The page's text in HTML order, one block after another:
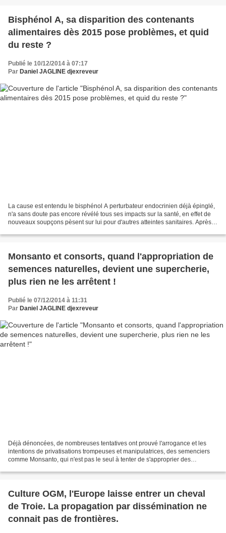
Bisphénol A, sa disparition des contenants
alimentaires dès 2015 pose problèmes, et quid
du reste ?
Publié le 10/12/2014 à 07:17
Par Daniel JAGLINE djexreveur
La cause est entendu le bisphénol A perturbateur endocrinien déjà épinglé,
n'a sans doute pas encore révélé tous ses impacts sur la santé, en effet de
nouveaux soupçons pèsent sur lui pour d'autres atteintes sanitaires. Après
Monsanto et consorts, quand l'appropriation de
semences naturelles, devient une supercherie,
plus rien ne les arrêtent !
Publié le 07/12/2014 à 11:31
Par Daniel JAGLINE djexreveur
Déjà dénoncées, de nombreuses tentatives ont prouvé l'arrogance et les
intentions de privatisations trompeuses et manipulatrices, des semenciers
comme Monsanto, qui n'est pas le seul à tenter de s'approprier des
Culture OGM, l'Europe laisse entrer un cheval
de Troie. La propagation par dissémination ne
connait pas de frontières.